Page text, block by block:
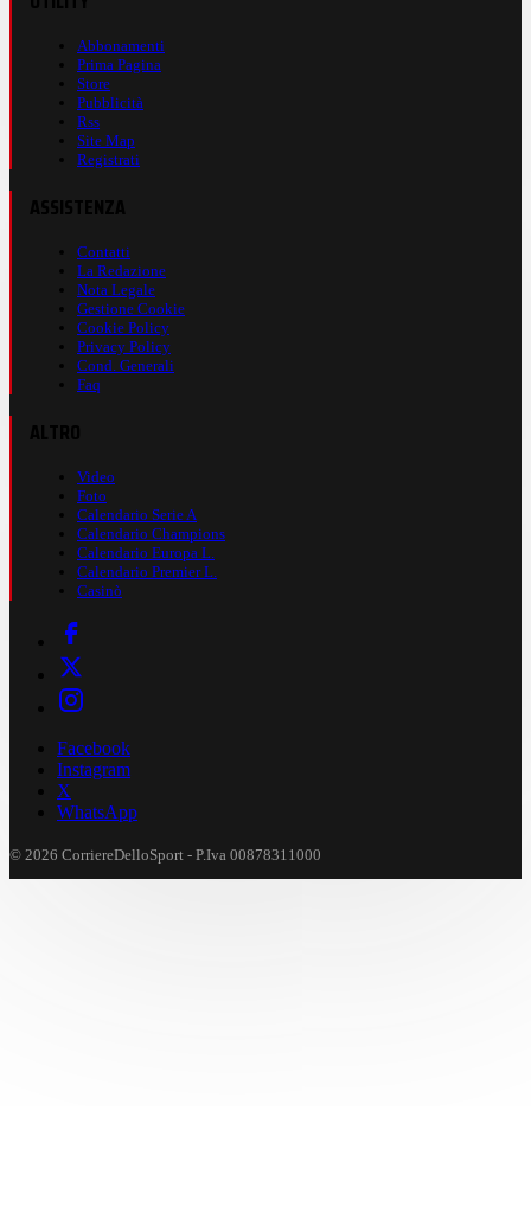
Abbonamenti
Prima Pagina
Store
Pubblicità
Rss
Site Map
Registrati
Contatti
La Redazione
Nota Legale
Gestione Cookie
Cookie Policy
Privacy Policy
Cond. Generali
Faq
Video
Foto
Calendario Serie A
Calendario Champions
Calendario Europa L.
Calendario Premier L.
Casinò
Facebook
Instagram
X
WhatsApp
© 2026 CorriereDelloSport - P.Iva 00878311000